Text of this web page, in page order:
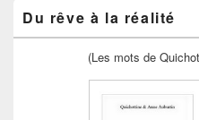
Du rêve à la réalité
(Les mots de